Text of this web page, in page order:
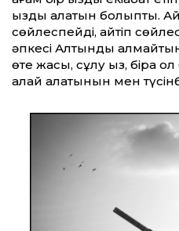
қызды алатын болыпты.
сөйлеспейді, қайтіп
әпкесі Алтынды
өте жақсы, сұлу қыз, бірақ
қалай алатынын мен